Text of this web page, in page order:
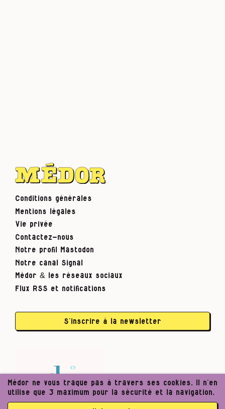
Conditions générales
Mentions légales
Vie privée
Contactez-nous
Notre profil Mastodon
Notre canal Signal
Médor & les réseaux sociaux
Flux RSS et notifications
S’inscrire à la newsletter
Médor ne vous traque pas à travers ses cookies. Il n’en
utilise que 3 maximum pour la sécurité et la navigation.